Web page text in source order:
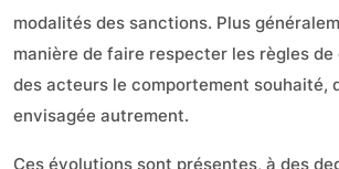
modalités des sanctions. Plus
manière de faire respecter les règles de
des acteurs le comportement souhaité,
envisagée autrement.
Ces évolutions sont présentes, à des